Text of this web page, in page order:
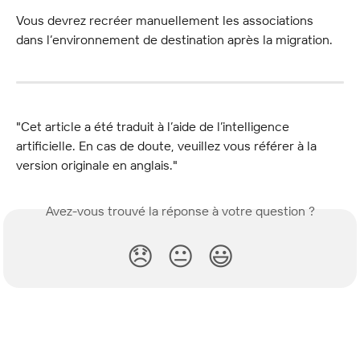
Vous devrez recréer manuellement les associations
dans l’environnement de destination après la migration.
"Cet article a été traduit à l’aide de l’intelligence
artificielle. En cas de doute, veuillez vous référer à la
version originale en anglais."
Avez-vous trouvé la réponse à votre question ?
😞 😐 😃